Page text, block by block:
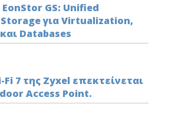
GS: Unified
για Virtualization,
Databases
Fi 7 της Zyxel επεκτείνεται
Access Point.